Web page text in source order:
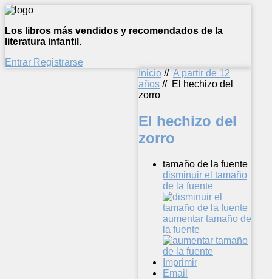
Los libros más vendidos y recomendados de la
literatura infantil.
Entrar Registrarse
Inicio // A partir de 12
años // El hechizo del
zorro
El hechizo del
zorro
tamaño de la fuente
disminuir el tamaño
de la fuente
aumentar tamaño de
la fuente
Imprimir
Email